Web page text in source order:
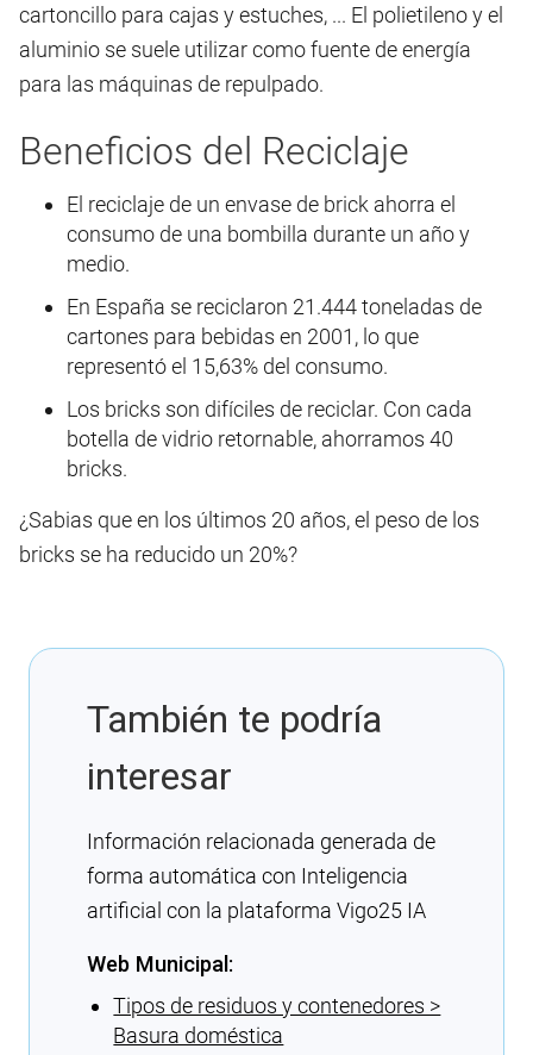
cartoncillo para cajas y estuches, ... El polietileno y el
aluminio se suele utilizar como fuente de energía
para las máquinas de repulpado.
Beneficios del Reciclaje
El reciclaje de un envase de brick ahorra el
consumo de una bombilla durante un año y
medio.
En España se reciclaron 21.444 toneladas de
cartones para bebidas en 2001, lo que
representó el 15,63% del consumo.
Los bricks son difíciles de reciclar. Con cada
botella de vidrio retornable, ahorramos 40
bricks.
¿Sabias que en los últimos 20 años, el peso de los
bricks se ha reducido un 20%?
También te podría
interesar
Información relacionada generada de
forma automática con Inteligencia
artificial con la plataforma Vigo25 IA
Web Municipal:
Tipos de residuos y contenedores >
Basura doméstica